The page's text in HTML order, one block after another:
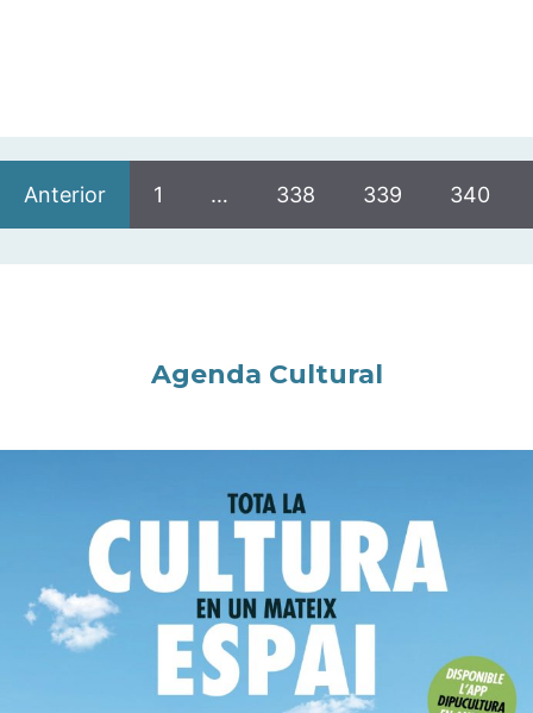
Anterior 1 … 338 339 340
Agenda Cultural